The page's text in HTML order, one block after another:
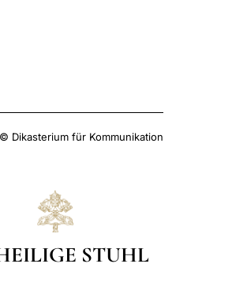
Dikasterium für Kommunikation
STUHL